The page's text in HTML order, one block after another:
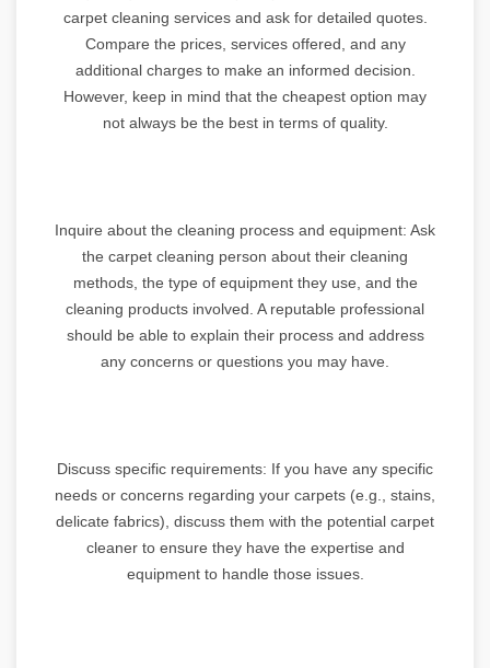
carpet cleaning services and ask for detailed quotes.
Compare the prices, services offered, and any
additional charges to make an informed decision.
However, keep in mind that the cheapest option may
not always be the best in terms of quality.
Inquire about the cleaning process and equipment: Ask
the carpet cleaning person about their cleaning
methods, the type of equipment they use, and the
cleaning products involved. A reputable professional
should be able to explain their process and address
any concerns or questions you may have.
Discuss specific requirements: If you have any specific
needs or concerns regarding your carpets (e.g., stains,
delicate fabrics), discuss them with the potential carpet
cleaner to ensure they have the expertise and
equipment to handle those issues.